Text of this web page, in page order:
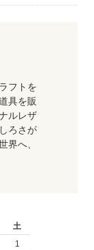
フトを
具を販
ルレザ
ろさが
界へ、
土
1